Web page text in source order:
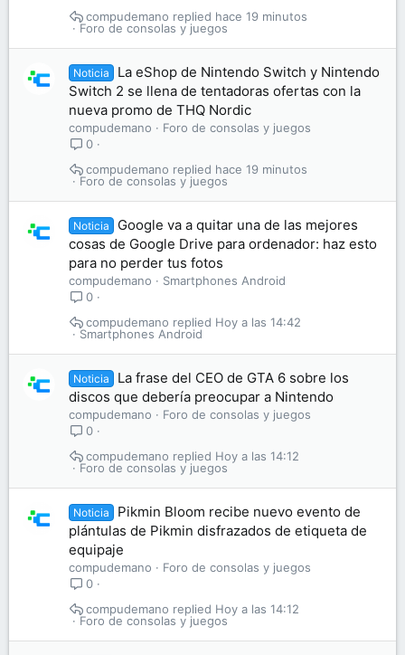
Foro de consolas y juegos
hace 19 minutos
compudemano
Noticia
La eShop de Nintendo Switch y Nintendo
Switch 2 se llena de tentadoras ofertas con la
nueva promo de THQ Nordic
compudemano
Foro de consolas y juegos
0
Foro de consolas y juegos
hace 19 minutos
compudemano
Noticia
Google va a quitar una de las mejores
cosas de Google Drive para ordenador: haz esto
para no perder tus fotos
compudemano
Smartphones Android
0
Smartphones Android
Hoy a las 14:42
compudemano
Noticia
La frase del CEO de GTA 6 sobre los
discos que debería preocupar a Nintendo
compudemano
Foro de consolas y juegos
0
Foro de consolas y juegos
Hoy a las 14:12
compudemano
Noticia
Pikmin Bloom recibe nuevo evento de
plántulas de Pikmin disfrazados de etiqueta de
equipaje
compudemano
Foro de consolas y juegos
0
Foro de consolas y juegos
Hoy a las 14:12
compudemano